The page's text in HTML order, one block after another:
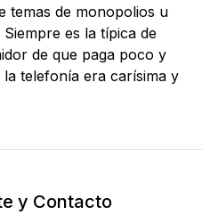
temas de monopolios u
es la típica de
de que paga poco y
telefonía era carísima y
y Contacto